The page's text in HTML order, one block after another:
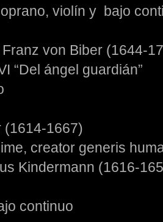
violín y bajo
von Biber (1644-
“Del ángel guardián”
(1614-1667)
creator generis
Kindermann (1616-
continuo